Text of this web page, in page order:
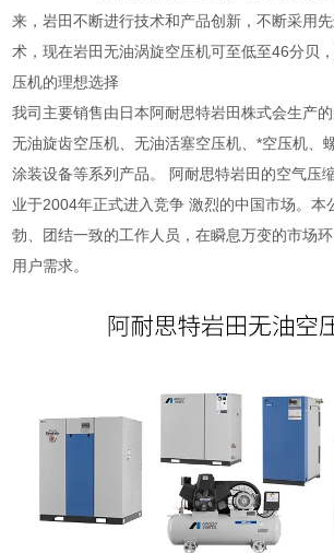
来，岩田不断进行技术和产品创新，不断采用
术，现在岩田无油涡旋空压机可至低至46分贝
压机的理想选择
我司主要销售由日本阿耐思特岩田株式会生产的
无油旋齿空压机、无油活塞空压机、*空压机、
涂装设备等系列产品。 阿耐思特岩田的空气压
业于2004年正式进入竞争 激烈的中国市场。本
勃、团结一致的工作人员，在瞬息万变的市场
用户需求。